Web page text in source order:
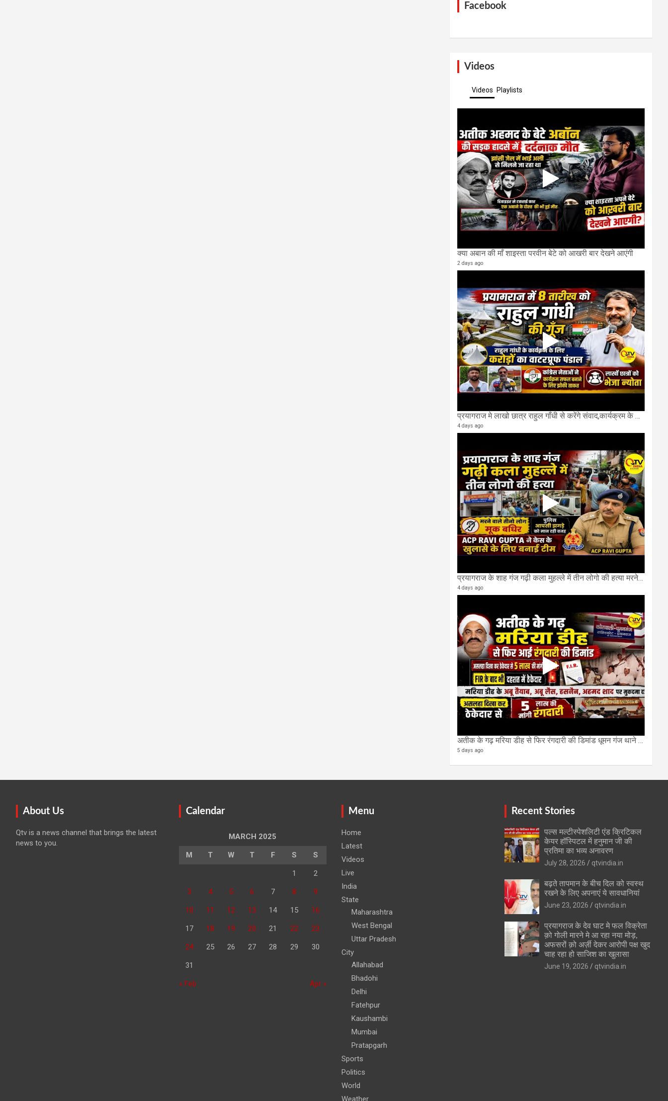
Facebook
Videos
Videos Playlists
क्या अबान की माँ शाइस्ता परवीन बेटे को आखरी बार देखने आएंगी
2 days ago
प्रयागराज मे लाखो छात्र राहुल गाँधी से करेंगे संवाद,कार्यक्रम के लिए बन रहा करोड़ो का पंडाल
4 days ago
प्रयागराज के शाह गंज गढ़ी कला मुहल्ले में तीन लोगो की हत्या मरने वाले तीनो लोग मूक बधिर.
4 days ago
अतीक के गढ़ मरिया डीह से फिर रंगदारी की डिमांड धूमन गंज थाने मे 4 के खिलाफ मुकदमा दर्ज
5 days ago
About Us
Qtv is a news channel that brings the latest
news to you.
Calendar
MARCH 2025
M T W T F S S
1 2
3 4 5 6 7 8 9
10 11 12 13 14 15 16
17 18 19 20 21 22 23
24 25 26 27 28 29 30
31
« Feb Apr »
Menu
Home
Latest
Videos
Live
India
State
Maharashtra
West Bengal
Uttar Pradesh
City
Allahabad
Bhadohi
Delhi
Fatehpur
Kaushambi
Mumbai
Pratapgarh
Sports
Politics
World
Weather
Recent Stories
पल्स मल्टीस्पेशलिटी एंड क्रिटिकल
केयर हॉस्पिटल में हनुमान जी की
प्रतिमा का भव्य अनावरण
July 28, 2026
qtvindia.in
बढ़ते तापमान के बीच दिल को स्वस्थ
रखने के लिए अपनाएं ये सावधानियां
June 23, 2026
qtvindia.in
प्रयागराज के देव घाट मे फल विक्रेता
क़ो गोली मारने मे आ रहा नया मोड़,
अफसरों क़ो अर्ज़ी देकर आरोपी पक्ष खुद
चाह रहा हो साजिश का खुलासा
June 19, 2026
qtvindia.in